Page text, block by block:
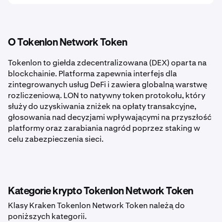
O Tokenlon Network Token
Tokenlon to giełda zdecentralizowana (DEX) oparta na
blockchainie. Platforma zapewnia interfejs dla
zintegrowanych usług DeFi i zawiera globalną warstwę
rozliczeniową. LON to natywny token protokołu, który
służy do uzyskiwania zniżek na opłaty transakcyjne,
głosowania nad decyzjami wpływającymi na przyszłość
platformy oraz zarabiania nagród poprzez staking w
celu zabezpieczenia sieci.
Kategorie krypto Tokenlon Network Token
Klasy Kraken Tokenlon Network Token należą do
poniższych kategorii.